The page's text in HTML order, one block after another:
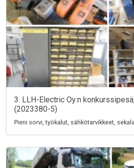
3. LLH-Electric Oy:n
(2023380-5)
Pieni sorvi, työkalut, sähkötarvikkeet,